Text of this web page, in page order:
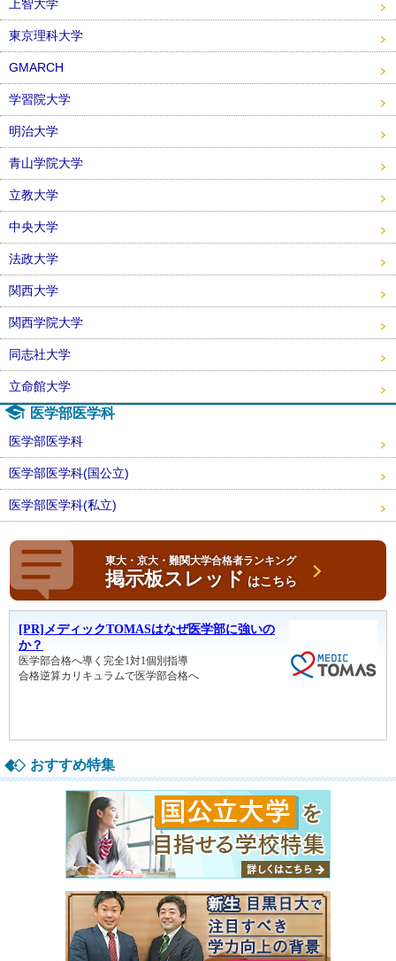
上智大学
東京理科大学
GMARCH
学習院大学
明治大学
青山学院大学
立教大学
中央大学
法政大学
関西大学
関西学院大学
同志社大学
立命館大学
医学部医学科
医学部医学科
医学部医学科(国公立)
医学部医学科(私立)
東大・京大・難関大学合格者ランキング
掲示板スレッド はこちら
おすすめ特集